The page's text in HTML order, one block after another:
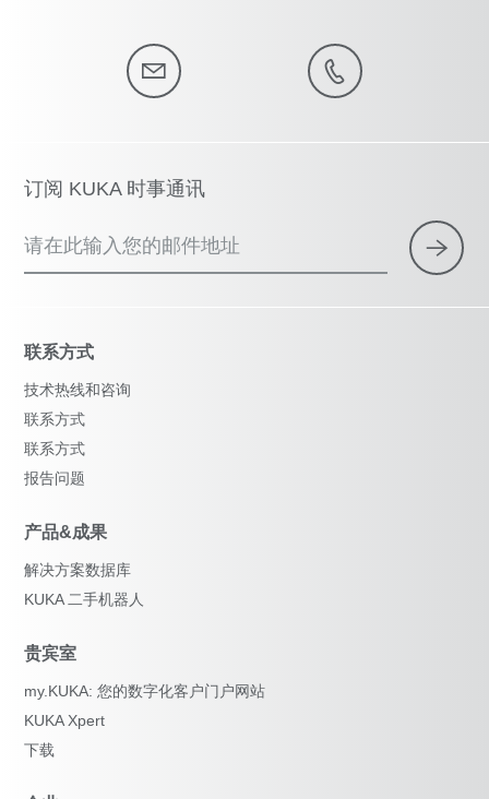
订阅 KUKA 时事通讯
请在此输入您的邮件地址
联系方式
技术热线和咨询
联系方式
联系方式
报告问题
产品&成果
解决方案数据库
KUKA 二手机器人
贵宾室
my.KUKA: 您的数字化客户门户网站
KUKA Xpert
下载